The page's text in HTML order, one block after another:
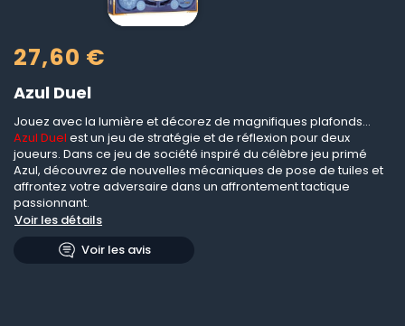
27,60 €
Azul Duel
Jouez avec la lumière et décorez de magnifiques plafonds...
Azul Duel est un jeu de stratégie et de réflexion pour deux
joueurs. Dans ce jeu de société inspiré du célèbre jeu primé
Azul, découvrez de nouvelles mécaniques de pose de tuiles et
affrontez votre adversaire dans un affrontement tactique
passionnant.
Voir les détails
Voir les avis